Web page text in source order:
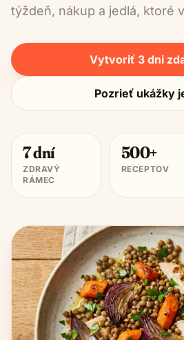
týždeň, nákup a jedlá, ktoré
Vytvoriť 3 dni
Pozrieť ukážky
7 dní
ZDRAVÝ
RÁMEC
500+
RECEPTOV